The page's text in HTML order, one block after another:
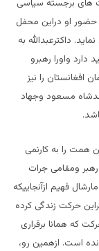
های برجسته سیاسی
حضور او دراین محفل
داکترعبدالله به
واورا رهبرو
افغانستان را نیز
مسعود وجهاد
همت را به کارنمی
ومقامی جرات
فهیم ازآنجاییکه
حرکت زندگی کرده
که همانا برقراری
است. ازهمین رو،